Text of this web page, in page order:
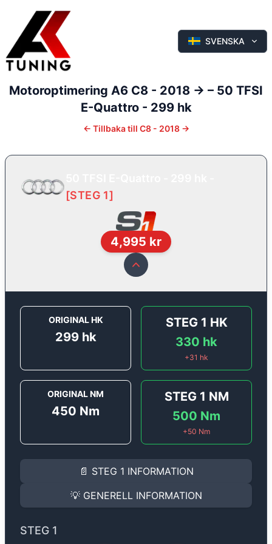
SVENSKA
Motoroptimering A6 C8 - 2018 -> – 50 TFSI
E-Quattro - 299 hk
← Tillbaka till C8 - 2018 ->
[STEG 1]
4,995 kr
ORIGINAL HK
299hk
STEG 1 HK
330 hk
+31 hk
ORIGINAL NM
450 Nm
STEG 1 NM
500 Nm
+50 Nm
📄 STEG 1 INFORMATION
INFORMATION
Steg 1
Audi A6 50 TFSI E-
Effekten ökar från299 hktill330 hkoch
(+31 hk & +50 Nm).
Ger mer effekt, högre vridmoment, lägre
💡 GENERELL INFORMATION
✅ All mjukvara är skräddarsydd för din bil
STEG 1